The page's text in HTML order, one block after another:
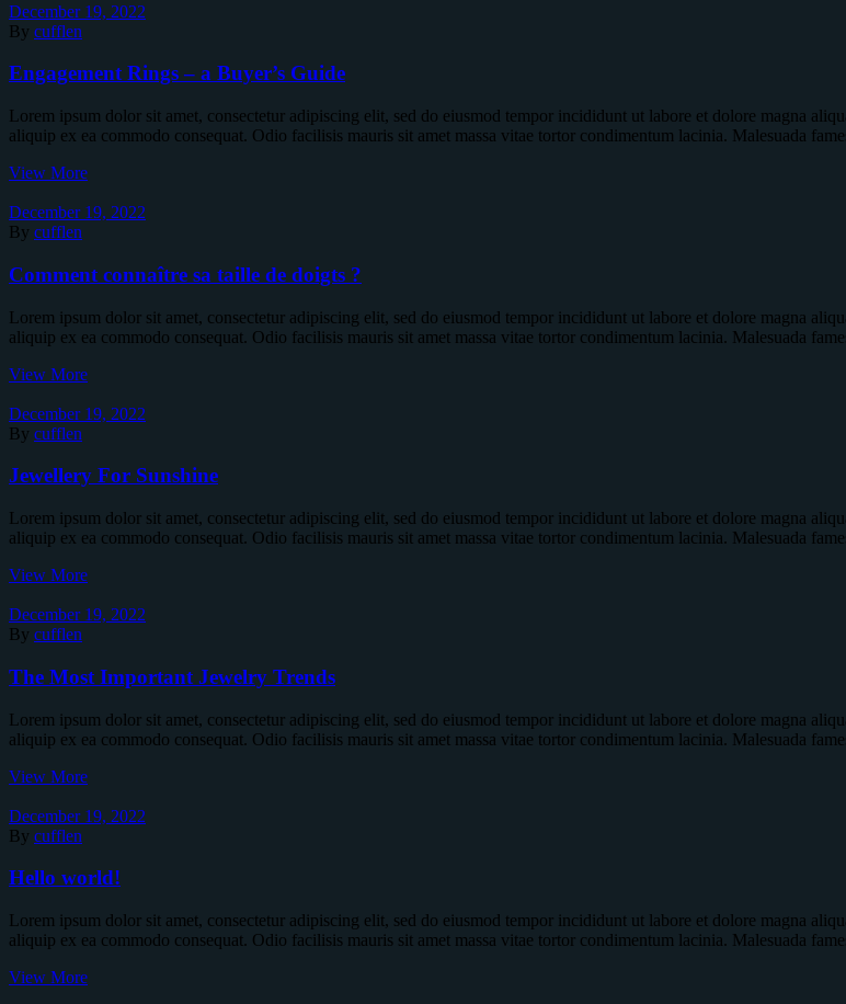
December 19, 2022
By cufflen
Engagement Rings – a Buyer’s Guide
Lorem ipsum dolor sit amet, consectetur adipiscing elit, sed do eiusmod tempor incididunt ut labore et dolore magna
aliquip ex ea commodo consequat. Odio facilisis mauris sit amet massa vitae tortor condimentum lacinia. Malesuada
View More
December 19, 2022
By cufflen
Comment connaître sa taille de doigts ?
Lorem ipsum dolor sit amet, consectetur adipiscing elit, sed do eiusmod tempor incididunt ut labore et dolore magna
aliquip ex ea commodo consequat. Odio facilisis mauris sit amet massa vitae tortor condimentum lacinia. Malesuada
View More
December 19, 2022
By cufflen
Jewellery For Sunshine
Lorem ipsum dolor sit amet, consectetur adipiscing elit, sed do eiusmod tempor incididunt ut labore et dolore magna
aliquip ex ea commodo consequat. Odio facilisis mauris sit amet massa vitae tortor condimentum lacinia. Malesuada
View More
December 19, 2022
By cufflen
The Most Important Jewelry Trends
Lorem ipsum dolor sit amet, consectetur adipiscing elit, sed do eiusmod tempor incididunt ut labore et dolore magna
aliquip ex ea commodo consequat. Odio facilisis mauris sit amet massa vitae tortor condimentum lacinia. Malesuada
View More
December 19, 2022
By cufflen
Hello world!
Lorem ipsum dolor sit amet, consectetur adipiscing elit, sed do eiusmod tempor incididunt ut labore et dolore magna
aliquip ex ea commodo consequat. Odio facilisis mauris sit amet massa vitae tortor condimentum lacinia. Malesuada
View More